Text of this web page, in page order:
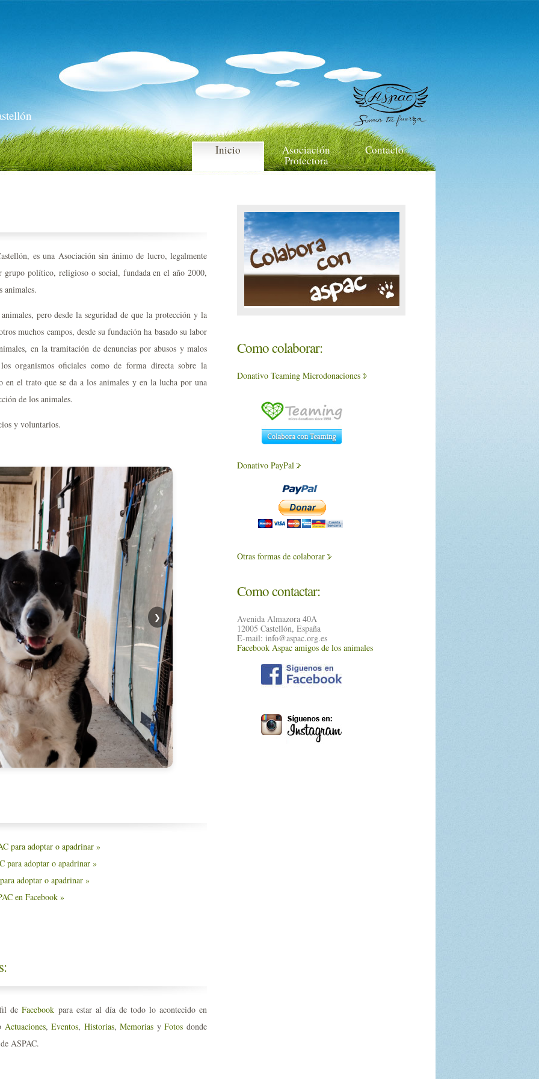
Inicio Asociación
Protectora
Contacto
es una Asociación sin ánimo de lucro, legalmente
grupo político, religioso o social, fundada en el año 2000,
animales.
pero desde la seguridad de que la protección y la
muchos campos, desde su fundación ha basado su labor
en la tramitación de denuncias por abusos y malos
organismos oficiales como de forma directa sobre la
en el trato que se da a los animales y en la lucha por una
de los animales.
y voluntarios.
❯
para adoptar o apadrinar »
para adoptar o apadrinar »
adoptar o apadrinar »
en Facebook »
deFacebook para estar al día de todo lo acontecido en
Actuaciones,Eventos, Historias,Memorias yFotos donde
ASPAC.
Como colaborar:
Donativo Teaming Microdonaciones
Donativo PayPal
Otras formas de colaborar
Como contactar:
Avenida Almazora 40A
12005 Castellón, España
E-mail: info@aspac.org.es
Facebook Aspac amigos de los animales